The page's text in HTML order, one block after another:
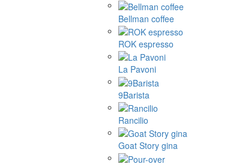
Bellman coffee
ROK espresso
La Pavoni
9Barista
Rancilio
Goat Story gina